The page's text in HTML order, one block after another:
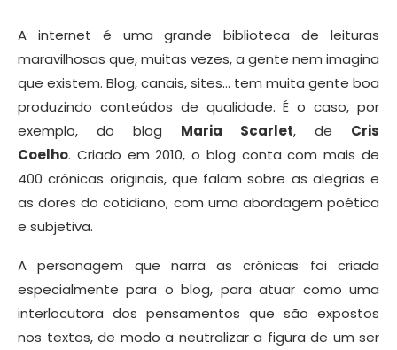
A internet é uma grande biblioteca de leituras
maravilhosas que, muitas vezes, a gente nem imagina
que existem. Blog, canais, sites… tem muita gente boa
produzindo conteúdos de qualidade. É o caso, por
exemplo, do blog Maria Scarlet, de Cris
Coelho. Criado em 2010, o blog conta com mais de
400 crônicas originais, que falam sobre as alegrias e
as dores do cotidiano, com uma abordagem poética
e subjetiva.
A personagem que narra as crônicas foi criada
especialmente para o blog, para atuar como uma
interlocutora dos pensamentos que são expostos
nos textos, de modo a neutralizar a figura de um ser